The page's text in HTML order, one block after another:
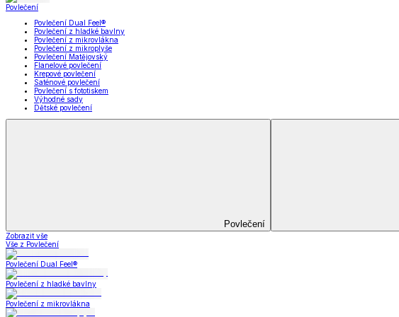
Koupelna
Koupelna
Ručníky a osušky
Zobrazit vše
Vše z Koupelna
Ručníky a osušky
Koupelnové předložky